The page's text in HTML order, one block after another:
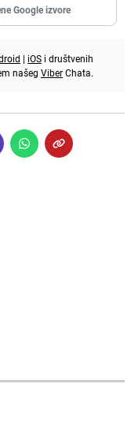
Google izvore
| iOS i društvenih
našeg ViberChata.